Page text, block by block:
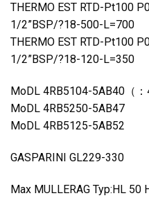
THERMO EST RTD-Pt100
1/2”BSP/?18-500-L=700
THERMO EST RTD-Pt100
1/2”BSP/?18-120-L=350
MoDL 4RB5104-5AB40（：
MoDL 4RB5250-5AB47
MoDL 4RB5125-5AB52
GASPARINI GL229-330
Max MULLERAG Typ:HL 50